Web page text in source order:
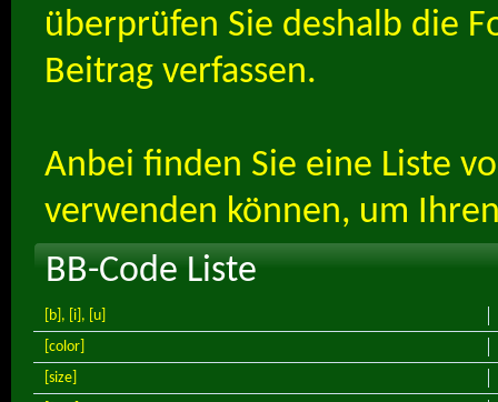
überprüfen Sie deshalb die
Beitrag verfassen.
Anbei finden Sie eine Liste
verwenden können, um
BB-Code Liste
[b] , [i] , [u]
[color]
[size]